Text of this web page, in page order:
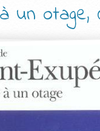
un otage,